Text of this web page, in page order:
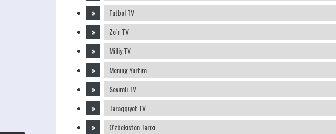
Futbol TV
Zo`r TV
Milliy TV
Mening Yurtim
Sevimli TV
Taraqqiyot TV
O'zbekiston Tarixi